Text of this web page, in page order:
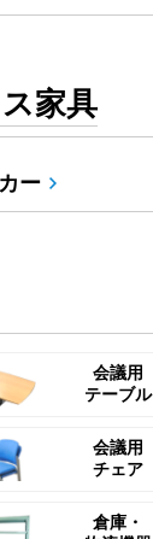
家具
ー
会議用
テーブル
会議用
チェア
倉庫・